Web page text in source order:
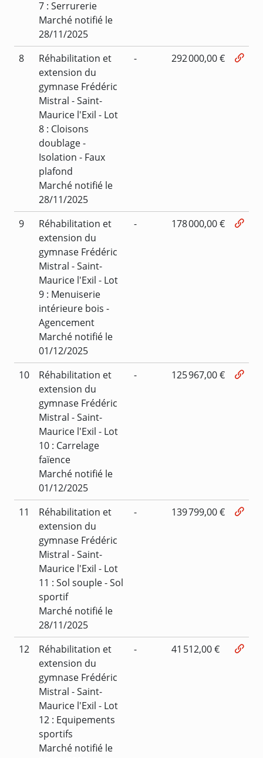
7 : Serrurerie
Marché notifié le
28/11/2025
8
Réhabilitation et
extension du
gymnase Frédéric
Mistral - Saint-
Maurice l'Exil - Lot
8 : Cloisons
doublage -
Isolation - Faux
plafond
Marché notifié le
28/11/2025
- 292 000,00 €
9
Réhabilitation et
extension du
gymnase Frédéric
Mistral - Saint-
Maurice l'Exil - Lot
9 : Menuiserie
intérieure bois -
Agencement
Marché notifié le
01/12/2025
- 178 000,00 €
10
Réhabilitation et
extension du
gymnase Frédéric
Mistral - Saint-
Maurice l'Exil - Lot
10 : Carrelage
faïence
Marché notifié le
01/12/2025
- 125 967,00 €
11
Réhabilitation et
extension du
gymnase Frédéric
Mistral - Saint-
Maurice l'Exil - Lot
11 : Sol souple - Sol
sportif
Marché notifié le
28/11/2025
- 139 799,00 €
12
Réhabilitation et
extension du
gymnase Frédéric
Mistral - Saint-
Maurice l'Exil - Lot
12 : Equipements
sportifs
Marché notifié le
- 41 512,00 €